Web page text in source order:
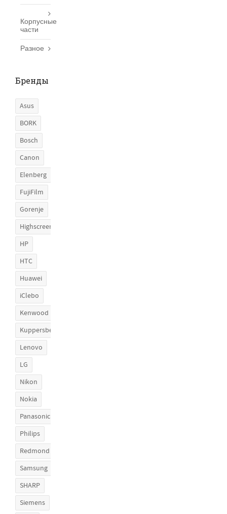
Корпусные
части
Разное
Бренды
Asus
BORK
Bosch
Canon
Elenberg
FujiFilm
Gorenje
Highscreen
HP
HTC
Huawei
iClebo
Kenwood
Kuppersberg
Lenovo
LG
Nikon
Nokia
Panasonic
Philips
Redmond
Samsung
SHARP
Siemens